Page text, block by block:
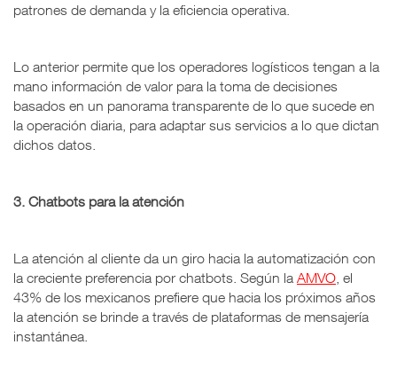
patrones de demanda y la eficiencia operativa.
Lo anterior permite que los operadores logísticos tengan a la
mano información de valor para la toma de decisiones
basados en un panorama transparente de lo que sucede en
la operación diaria, para adaptar sus servicios a lo que dictan
dichos datos.
3. Chatbots para la atención
La atención al cliente da un giro hacia la automatización con
la creciente preferencia por chatbots. Según la AMVO , el
43% de los mexicanos prefiere que hacia los próximos años
la atención se brinde a través de plataformas de mensajería
instantánea.